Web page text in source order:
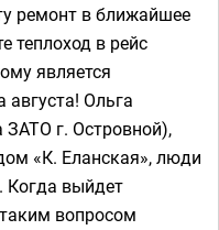
ремонт в ближайшее
теплоход в рейс
является
августа! Ольга
ЗАТО г. Островной),
«К. Еланская», люди
Когда выйдет
вопросом